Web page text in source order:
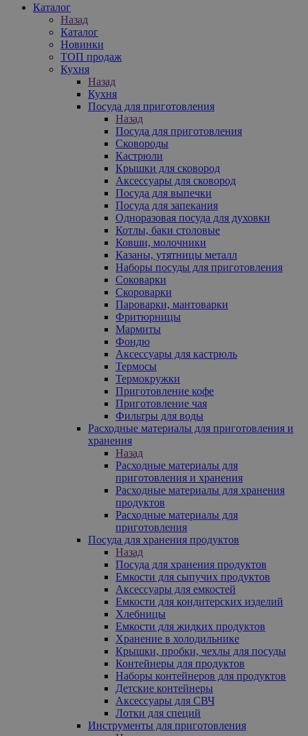
Каталог
Назад
Каталог
Новинки
ТОП продаж
Кухня
Назад
Кухня
Посуда для приготовления
Назад
Посуда для приготовления
Сковороды
Кастрюли
Крышки для сковород
Аксессуары для сковород
Посуда для выпечки
Посуда для запекания
Одноразовая посуда для духовки
Котлы, баки столовые
Ковши, молочники
Казаны, утятницы металл
Наборы посуды для приготовления
Соковарки
Скороварки
Пароварки, мантоварки
Фритюрницы
Мармиты
Фондю
Аксессуары для кастрюль
Термосы
Термокружки
Приготовление кофе
Приготовление чая
Фильтры для воды
Расходные материалы для приготовления и
хранения
Назад
Расходные материалы для
приготовления и хранения
Расходные материалы для хранения
продуктов
Расходные материалы для
приготовления
Посуда для хранения продуктов
Назад
Посуда для хранения продуктов
Емкости для сыпучих продуктов
Аксессуары для емкостей
Емкости для кондитерских изделий
Хлебницы
Емкости для жидких продуктов
Хранение в холодильнике
Крышки, пробки, чехлы для посуды
Контейнеры для продуктов
Наборы контейнеров для продуктов
Детские контейнеры
Аксессуары для СВЧ
Лотки для специй
Инструменты для приготовления